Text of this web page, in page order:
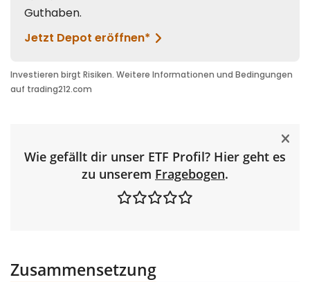
Wie gefällt dir unser ETF Profil? Hier geht es
zu unserem Fragebogen.
Zusammensetzung